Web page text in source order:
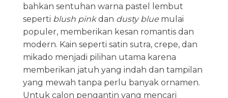
bahkan sentuhan warna pastel lembut
seperti blush pinkdan dusty bluemulai
populer, memberikan kesan romantis dan
modern. Kain seperti satin sutra, crepe, dan
mikado menjadi pilihan utama karena
memberikan jatuh yang indah dan tampilan
yang mewah tanpa perlu banyak ornamen.
Untuk calon pengantin yang mencari